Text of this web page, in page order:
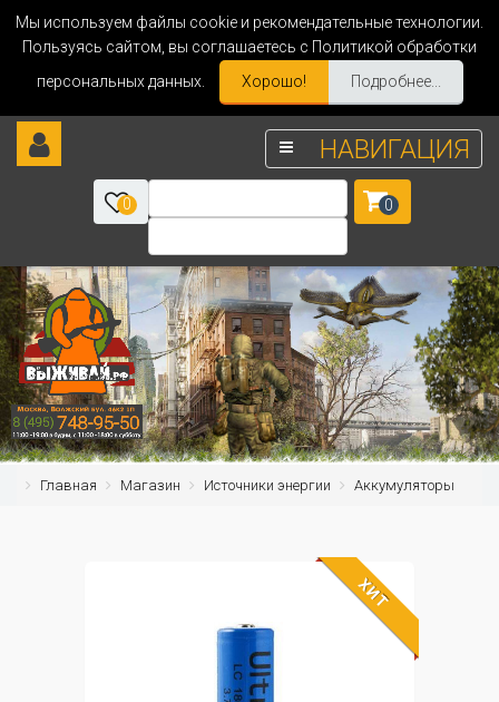
Мы используем файлы cookie и рекомендательные технологии.
Пользуясь сайтом, вы соглашаетесь с Политикой обработки
персональных данных.
Хорошо! Подробнее...
НАВИГАЦИЯ
0 0
Главная Магазин Источники энергии Аккумуляторы
ХИТ